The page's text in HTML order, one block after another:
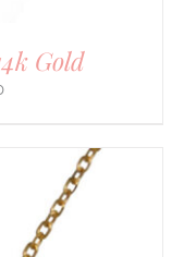
Gold